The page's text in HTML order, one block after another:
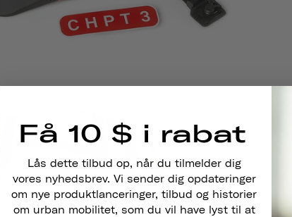
Få 10 $ i rabat
Lås dette tilbud op, når du tilmelder dig
vores nyhedsbrev. Vi sender dig opdateringer
om nye produktlanceringer, tilbud og historier
om urban mobilitet, som du vil have lyst til at